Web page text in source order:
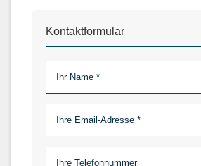
Kontaktformular